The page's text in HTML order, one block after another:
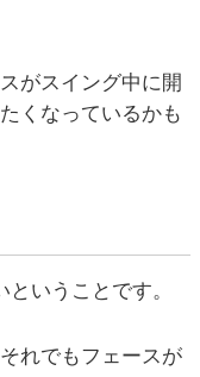
がスイング中に開
くなっているかも
いうことです。
れでもフェースが